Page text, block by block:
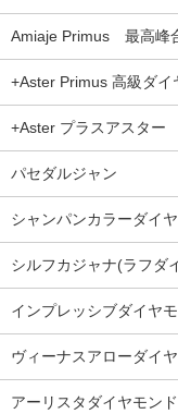
Amiaje Primus 最高峰
+Aster Primus 高級ダ
+Aster プラスアスター
パセダルジャン
シャンパンカラーダイ
シルフカジャナ(ラフダ
インプレッシブダイヤ
ヴィーナスアローダイ
アーリスタダイヤモンド